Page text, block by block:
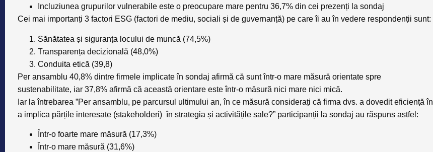
Incluziunea grupurilor vulnerabile este o preocupare mare pentru 36,7% din cei prezenți la sondaj
Cei mai importanți 3 factori ESG (factori de mediu, sociali și de guvernanță) pe care îi au în vedere respondenții sunt:
Sănătatea și siguranța locului de muncă (74,5%)
Transparența decizională (48,0%)
Conduita etică (39,8)
Per ansamblu 40,8% dintre firmele implicate în sondaj afirmă că sunt într-o mare măsură orientate spre
sustenabilitate, iar 37,8% afirmă că această orientare este într-o măsură nici mare nici mică.
Iar la întrebarea ”Per ansamblu, pe parcursul ultimului an, în ce măsură considerați că firma dvs. a dovedit eficiență în
a implica părțile interesate (stakeholderi) în strategia și activitățile sale?” participanții la sondaj au răspuns astfel:
Într-o foarte mare măsură (17,3%)
Într-o mare măsură (31,6%)